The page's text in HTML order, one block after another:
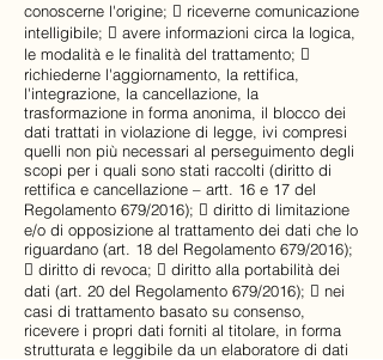
conoscerne l'origine;  riceverne comunicazione
intelligibile;  avere informazioni circa la logica,
le modalità e le finalità del trattamento; 
richiederne l'aggiornamento, la rettifica,
l'integrazione, la cancellazione, la
trasformazione in forma anonima, il blocco dei
dati trattati in violazione di legge, ivi compresi
quelli non più necessari al perseguimento degli
scopi per i quali sono stati raccolti (diritto di
rettifica e cancellazione – artt. 16 e 17 del
Regolamento 679/2016);  diritto di limitazione
e/o di opposizione al trattamento dei dati che lo
riguardano (art. 18 del Regolamento 679/2016);
 diritto di revoca;  diritto alla portabilità dei
dati (art. 20 del Regolamento 679/2016);  nei
casi di trattamento basato su consenso,
ricevere i propri dati forniti al titolare, in forma
strutturata e leggibile da un elaboratore di dati